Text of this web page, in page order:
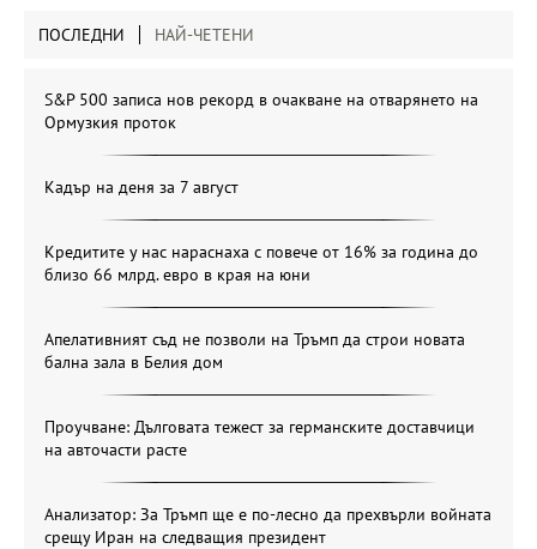
ПОСЛЕДНИ НАЙ-ЧЕТЕНИ
S&P 500 записа нов рекорд в очакване на отварянето на
Ормузкия проток
Кадър на деня за 7 август
Кредитите у нас нараснаха с повече от 16% за година до
близо 66 млрд. евро в края на юни
Апелативният съд не позволи на Тръмп да строи новата
бална зала в Белия дом
Проучване: Дълговата тежест за германските доставчици
на авточасти расте
Анализатор: За Тръмп ще е по-лесно да прехвърли войната
срещу Иран на следващия президент